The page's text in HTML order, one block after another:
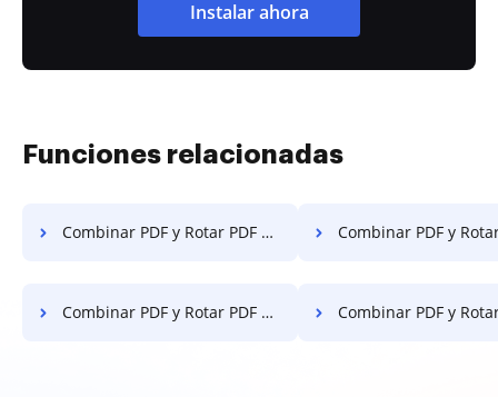
Instalar ahora
Funciones relacionadas
Combinar PDF y Rotar PDF en Lenovo Combinar PDF y Rotar PDF
Combinar PDF y Rotar PDF en OnePlus Combinar PDF y Rotar PDF